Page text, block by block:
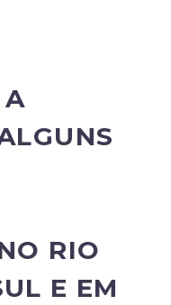
RIO
E EM